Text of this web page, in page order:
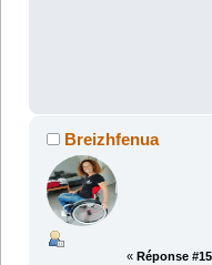
Breizhfenua
« Réponse